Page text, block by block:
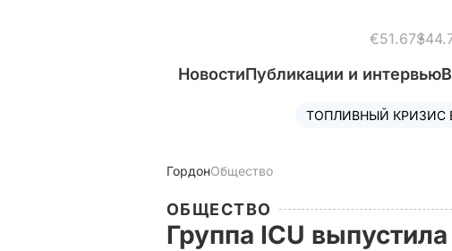
€51.67
НовостиПубликации и интервью
ТОПЛИВНЫЙ КРИЗИС
ГордонОбщество
ОБЩЕСТВО
Группа ICU